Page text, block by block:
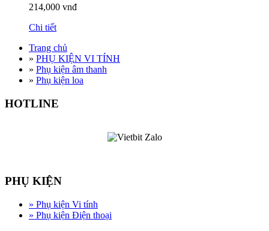
214,000 vnđ
Chi tiết
Trang chủ
» PHỤ KIỆN VI TÍNH
» Phụ kiện âm thanh
» Phụ kiện loa
HOTLINE
PHỤ KIỆN
» Phụ kiện Vi tính
» Phụ kiện Điện thoại